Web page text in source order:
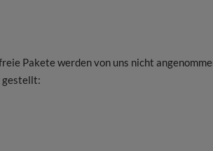
Pakete werden von uns nicht
gestellt: